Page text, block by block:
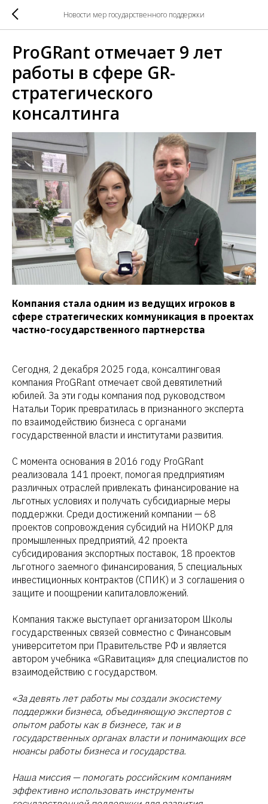
Новости мер государственного поддержки
ProGRant отмечает 9 лет
работы в сфере GR-
стратегического
консалтинга
Компания стала одним из ведущих игроков в
сфере стратегических коммуникация в проектах
частно-государственного партнерства
Сегодня, 2 декабря 2025 года, консалтинговая
компания ProGRant отмечает свой девятилетний
юбилей. За эти годы компания под руководством
Натальи Торик превратилась в признанного эксперта
по взаимодействию бизнеса с органами
государственной власти и институтами развития.
С момента основания в 2016 году ProGRant
реализовала 141 проект, помогая предприятиям
различных отраслей привлекать финансирование на
льготных условиях и получать субсидиарные меры
поддержки. Среди достижений компании — 68
проектов сопровождения субсидий на НИОКР для
промышленных предприятий, 42 проекта
субсидирования экспортных поставок, 18 проектов
льготного заемного финансирования, 5 специальных
инвестиционных контрактов (СПИК) и 3 соглашения о
защите и поощрении капиталовложений.
Компания также выступает организатором Школы
государственных связей совместно с Финансовым
университетом при Правительстве РФ и является
автором учебника «GRавитация» для специалистов по
взаимодействию с государством.
«За девять лет работы мы создали экосистему
поддержки бизнеса, объединяющую экспертов с
опытом работы как в бизнесе, так и в
государственных органах власти и понимающих все
нюансы работы бизнеса и государства.
Наша миссия — помогать российским компаниям
эффективно использовать инструменты